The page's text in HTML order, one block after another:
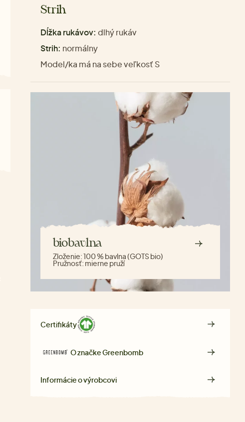
Strih
Dĺžka rukávov: dlhý rukáv
Strih: normálny
Model/ka má na sebe veľkosť S
biobavlna
Zloženie:100 % bavlna (GOTS bio)
Pružnosť: mierne pruží
Certifikáty
O značkeGreenbomb
Informácie o výrobcovi